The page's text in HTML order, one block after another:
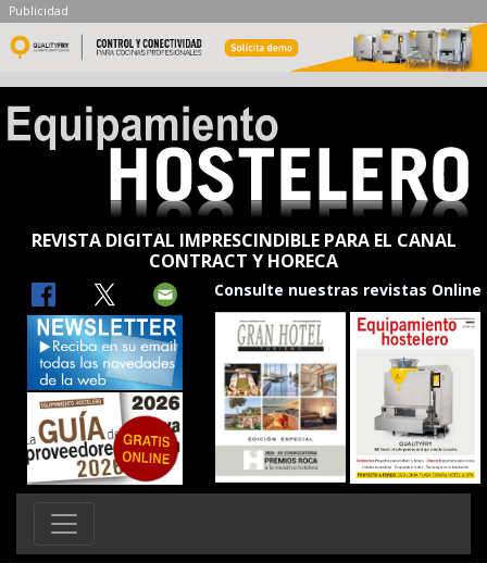
Publicidad
REVISTA DIGITAL IMPRESCINDIBLE PARA EL CANAL
CONTRACT Y HORECA
Consulte nuestras revistas Online